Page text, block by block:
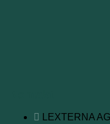
LEXTERNA AG